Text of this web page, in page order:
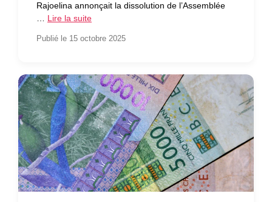
Rajoelina annonçait la dissolution de l’Assemblée
Lire la suite
Publié le 15 octobre 2025